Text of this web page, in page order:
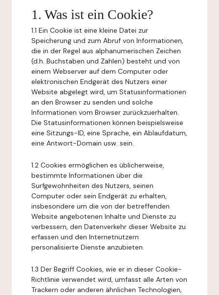
1. Was ist ein Cookie?
1.1 Ein Cookie ist eine kleine Datei zur
Speicherung und zum Abruf von Informationen,
die in der Regel aus alphanumerischen Zeichen
(d.h. Buchstaben und Zahlen) besteht und von
einem Webserver auf dem Computer oder
elektronischen Endgerät des Nutzers einer
Website abgelegt wird, um Statusinformationen
an den Browser zu senden und solche
Informationen vom Browser zurückzuerhalten.
Die Statusinformationen können beispielsweise
eine Sitzungs-ID, eine Sprache, ein Ablaufdatum,
eine Antwort-Domain usw. sein.
1.2 Cookies ermöglichen es üblicherweise,
bestimmte Informationen über die
Surfgewohnheiten des Nutzers, seinen
Computer oder sein Endgerät zu erhalten,
insbesondere um die von der betreffenden
Website angebotenen Inhalte und Dienste zu
verbessern, den Datenverkehr dieser Website zu
erfassen und den Internetnutzern
personalisierte Dienste anzubieten.
1.3 Der Begriff Cookies, wie er in dieser Cookie-
Richtlinie verwendet wird, umfasst alle Arten von
Trackern oder anderen ähnlichen Technologien,